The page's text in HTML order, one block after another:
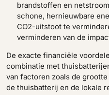
brandstoffen en
schone, hernieuwbare
CO2-uitstoot te
verminderen van de
De exacte financiële
combinatie met
van factoren zoals de
de thuisbatterij en de lokale